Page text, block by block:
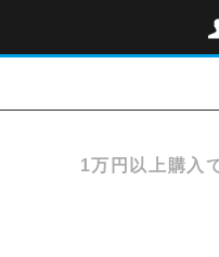
1万円以上購入